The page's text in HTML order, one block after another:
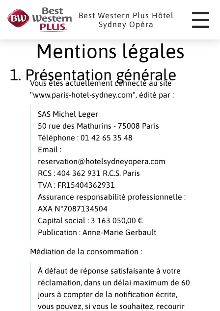
Best Western Plus Hôtel
Sydney Opéra
Mentions légales
Présentation générale
Vous êtes actuellement connecté au site
"www.paris-hotel-sydney.com", édité par :
SAS Michel Leger
50 rue des Mathurins - 75008 Paris
Téléphone : 01 42 65 35 48
Email :
reservation@hotelsydneyopera.com
RCS : 404 362 931 R.C.S. Paris
TVA : FR15404362931
Assurance responsabilité professionnelle :
AXA N°7087134504
Capital social : 3 163 050,00 €
Publication : Anne-Marie Gerbault
Médiation de la consommation :
À défaut de réponse satisfaisante à votre
réclamation, dans un délai maximum de 60
jours à compter de la notification écrite,
vous pouvez, si vous le souhaitez, recourir